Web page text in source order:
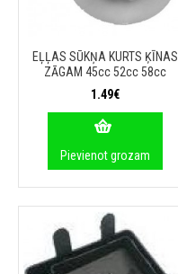
EĻĻAS SŪKŅA KURTS ĶĪNAS
ZĀGAM 45cc 52cc 58cc
1.49€
Pievienot grozam